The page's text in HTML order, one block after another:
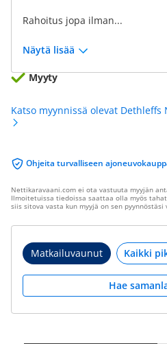
Rahoitus jopa ilman...
Näytä lisää
Myyty
Katso myynnissä olevat
Ohjeita turvalliseen
Nettikaravaani.com ei ota vastuuta myyjän
Ilmoitetuissa tiedoissa saattaa olla myös
siis sitova vasta kun myyjä on sen pyynnöstäsi
Matkailuvaunut
Hae